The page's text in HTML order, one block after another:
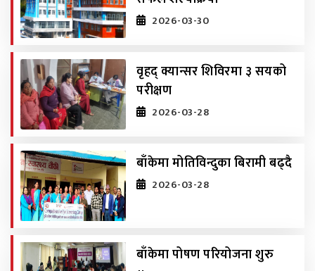
2026-03-30
वृहद् क्यान्सर शिविरमा ३ सयको
परीक्षण
2026-03-28
बाँकेमा मोतिविन्दुका बिरामी बढ्दै
2026-03-28
बाँकेमा पोषण परियोजना शुरु